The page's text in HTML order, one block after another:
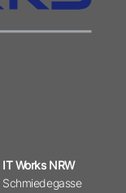
IT Works NRW
Schmiedegasse